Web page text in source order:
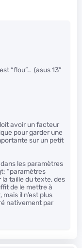
“flou”.. (asus 13”
avoir un facteur
pour garder une
sur un petit
les paramètres
“paramètres
la taille du texte, des
de le mettre à
il n’est plus
nativement par